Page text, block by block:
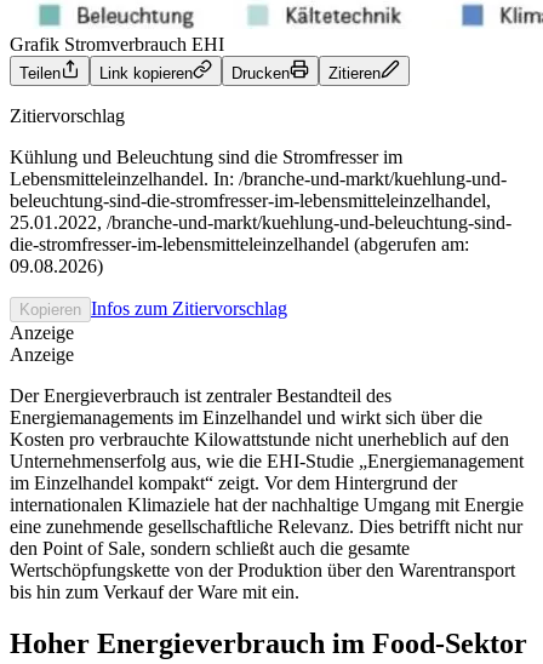
Grafik Stromverbrauch EHI
Teilen Link kopieren Drucken Zitieren
Zitiervorschlag
Kühlung und Beleuchtung sind die Stromfresser im
Lebensmitteleinzelhandel. In: /branche-und-markt/kuehlung-und-
beleuchtung-sind-die-stromfresser-im-lebensmitteleinzelhandel,
25.01.2022, /branche-und-markt/kuehlung-und-beleuchtung-sind-
die-stromfresser-im-lebensmitteleinzelhandel (abgerufen am:
09.08.2026)
Kopieren Infos zum Zitiervorschlag
Anzeige
Anzeige
Der Energieverbrauch ist zentraler Bestandteil des
Energiemanagements im Einzelhandel und wirkt sich über die
Kosten pro verbrauchte Kilowattstunde nicht unerheblich auf den
Unternehmenserfolg aus, wie die EHI-Studie „Energiemanagement
im Einzelhandel kompakt“ zeigt. Vor dem Hintergrund der
internationalen Klimaziele hat der nachhaltige Umgang mit Energie
eine zunehmende gesellschaftliche Relevanz. Dies betrifft nicht nur
den Point of Sale, sondern schließt auch die gesamte
Wertschöpfungskette von der Produktion über den Warentransport
bis hin zum Verkauf der Ware mit ein.
Hoher Energieverbrauch im Food-Sektor